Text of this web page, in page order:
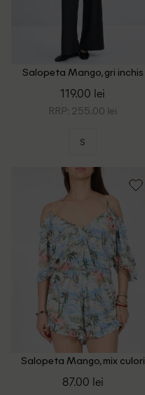
Salopeta Mango, gri inchis
119.00 lei
RRP: 255.00 lei
S
Salopeta Mango, mix culori
87.00 lei